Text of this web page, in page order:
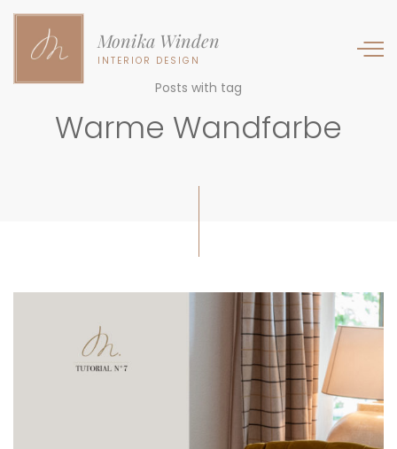
Monika Winden
INTERIOR DESIGN
Posts with tag
Warme Wandfarbe